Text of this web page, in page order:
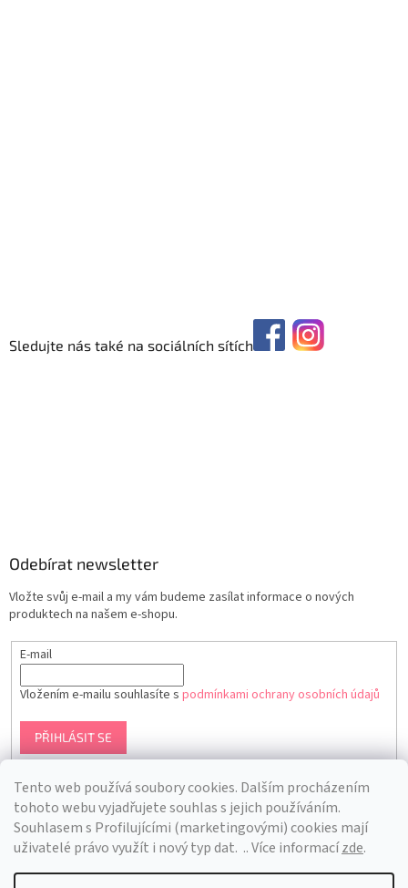
Tento web používá soubory cookies. Dalším procházením
tohoto webu vyjadřujete souhlas s jejich používáním.
Souhlasem s Profilujícími (marketingovými) cookies mají
uživatelé právo využít i nový typ dat. .. Více informacízde.
Sledujte nás také na sociálních sítích
Odebírat newsletter
Vložte svůj e-mail a my vám budeme zasílat informace o nových
produktech na našem e-shopu.
E-mail
Vložením e-mailu souhlasíte s podmínkami ochrany osobních údajů
PŘIHLÁSIT SE